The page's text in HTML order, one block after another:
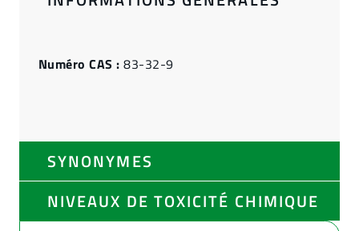
SYNONYMES
NIVEAUX DE TOXICITÉ CHIMIQUE
Numéro CAS : 83-32-9